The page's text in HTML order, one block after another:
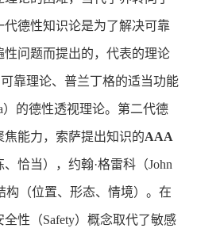
代德性知识论是为了解决可靠
性问题而提出的，代表的理论
靠理论、普兰丁格的适当功能
）的德性透视理论。第二代德
焦能力，索萨提出知识的AAA
、恰当），约翰·格雷科（John
构（位置、形态、情境）。在
性（Safety）概念取代了敏感